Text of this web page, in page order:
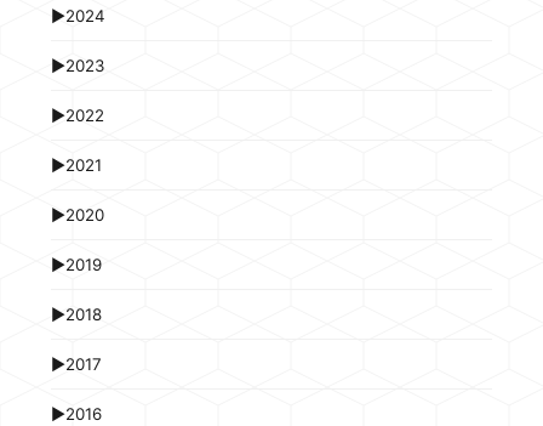
►2024
►2023
►2022
►2021
►2020
►2019
►2018
►2017
►2016